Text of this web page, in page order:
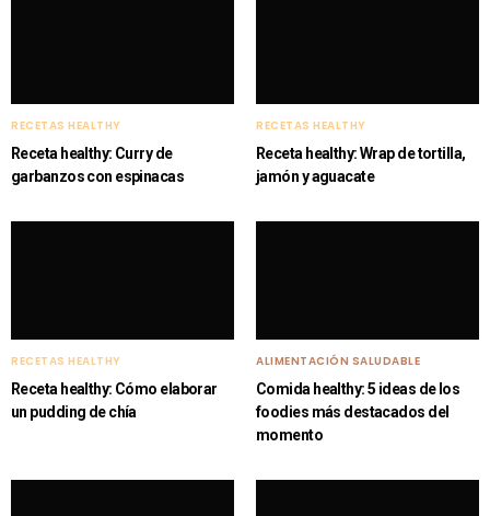
RECETAS HEALTHY
Receta healthy: Curry de
garbanzos con espinacas
RECETAS HEALTHY
Receta healthy: Wrap de tortilla,
jamón y aguacate
RECETAS HEALTHY
Receta healthy: Cómo elaborar
un pudding de chía
ALIMENTACIÓN SALUDABLE
Comida healthy: 5 ideas de los
foodies más destacados del
momento